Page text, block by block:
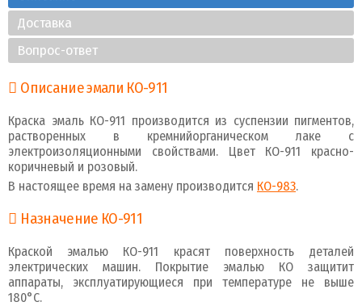
Доставка
Вопрос-ответ
Описание эмали КО-911
Краска эмаль КО-911 производится из суспензии пигментов,
растворенных в кремнийорганическом лаке с
электроизоляционными свойствами. Цвет КО-911 красно-
коричневый и розовый.
В настоящее время на замену производится КО-983.
Назначение КО-911
Краской эмалью КО-911 красят поверхность деталей
электрических машин. Покрытие эмалью КО защитит
аппараты, эксплуатирующиеся при температуре не выше
180°С.